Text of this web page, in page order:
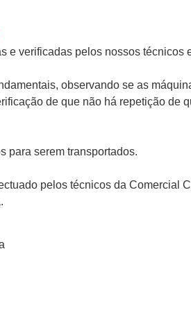
e verificadas pelos nossos
observando se as
de que não há repetição
para serem transportados.
pelos técnicos da